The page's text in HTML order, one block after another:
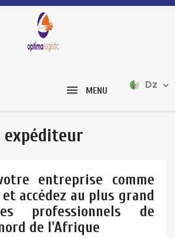
MENU Dz
entreprise comme
accédez au plus grand
professionnels de
de l'Afrique